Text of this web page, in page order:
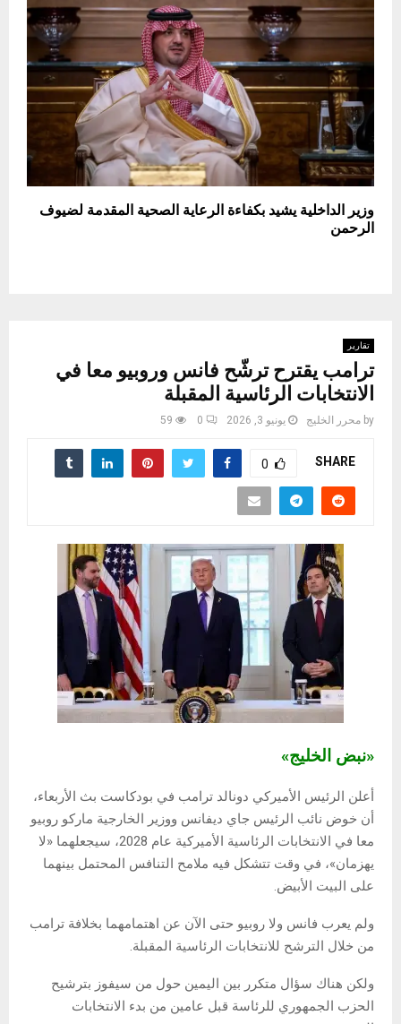
وزير الداخلية يشيد بكفاءة الرعاية الصحية المقدمة لضيوف
الرحمن
تقارير
ترامب يقترح ترشّح فانس وروبيو معا في
الانتخابات الرئاسية المقبلة
by محرر الخليج يونيو 3, 2026 0
59
SHARE
0
«نبض الخليج»
أعلن الرئيس الأميركي دونالد ترامب في بودكاست بث الأربعاء،
أن خوض نائب الرئيس جاي ديفانس ووزير الخارجية ماركو روبيو
معا في الانتخابات الرئاسية الأميركية عام 2028، سيجعلهما «لا
يهزمان»، في وقت تتشكل فيه ملامح التنافس المحتمل بينهما
على البيت الأبيض.
ولم يعرب فانس ولا روبيو حتى الآن عن اهتمامهما بخلافة ترامب
من خلال الترشح للانتخابات الرئاسية المقبلة.
ولكن هناك سؤال متكرر بين اليمين حول من سيفوز بترشيح
الحزب الجمهوري للرئاسة قبل عامين من بدء الانتخابات